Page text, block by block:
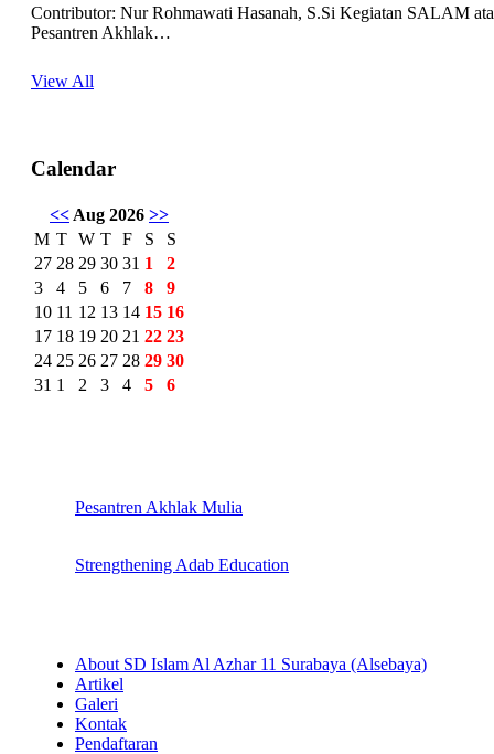
Contributor: Nur Rohmawati Hasanah, S.Si Kegiatan SALAM
Pesantren Akhlak…
View All
Calendar
<< Aug 2026 >>
M T W T F S
S
27 28 29 30 31 1
2
3
4 5 6 7 8
9
10 11 12 13 14 15 16
17 18 19 20 21 22 23
24 25 26 27 28 29 30
31 1 2 3 4 5 6
Pesantren Akhlak Mulia
Strengthening Adab Education
About SD Islam Al Azhar 11 Surabaya (Alsebaya)
Artikel
Galeri
Kontak
Pendaftaran